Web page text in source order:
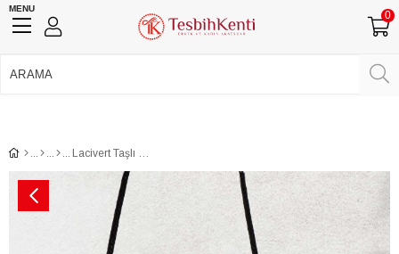
MENU
0
Lacivert Taşlı Kolye